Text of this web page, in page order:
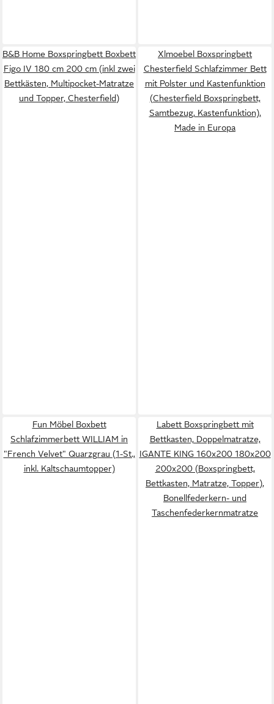
B&B Home Boxspringbett Boxbett
Figo IV 180 cm 200 cm (inkl zwei
Bettkästen, Multipocket-Matratze
und Topper, Chesterfield)
Xlmoebel Boxspringbett
Chesterfield Schlafzimmer Bett
mit Polster und Kastenfunktion
(Chesterfield Boxspringbett,
Samtbezug, Kastenfunktion),
Made in Europa
Fun Möbel Boxbett
Schlafzimmerbett WILLIAM in
"French Velvet" Quarzgrau (1-St.,
inkl. Kaltschaumtopper)
Labett Boxspringbett mit
Bettkasten, Doppelmatratze,
IGANTE KING 160x200 180x200
200x200 (Boxspringbett,
Bettkasten, Matratze, Topper),
Bonellfederkern- und
Taschenfederkernmatratze